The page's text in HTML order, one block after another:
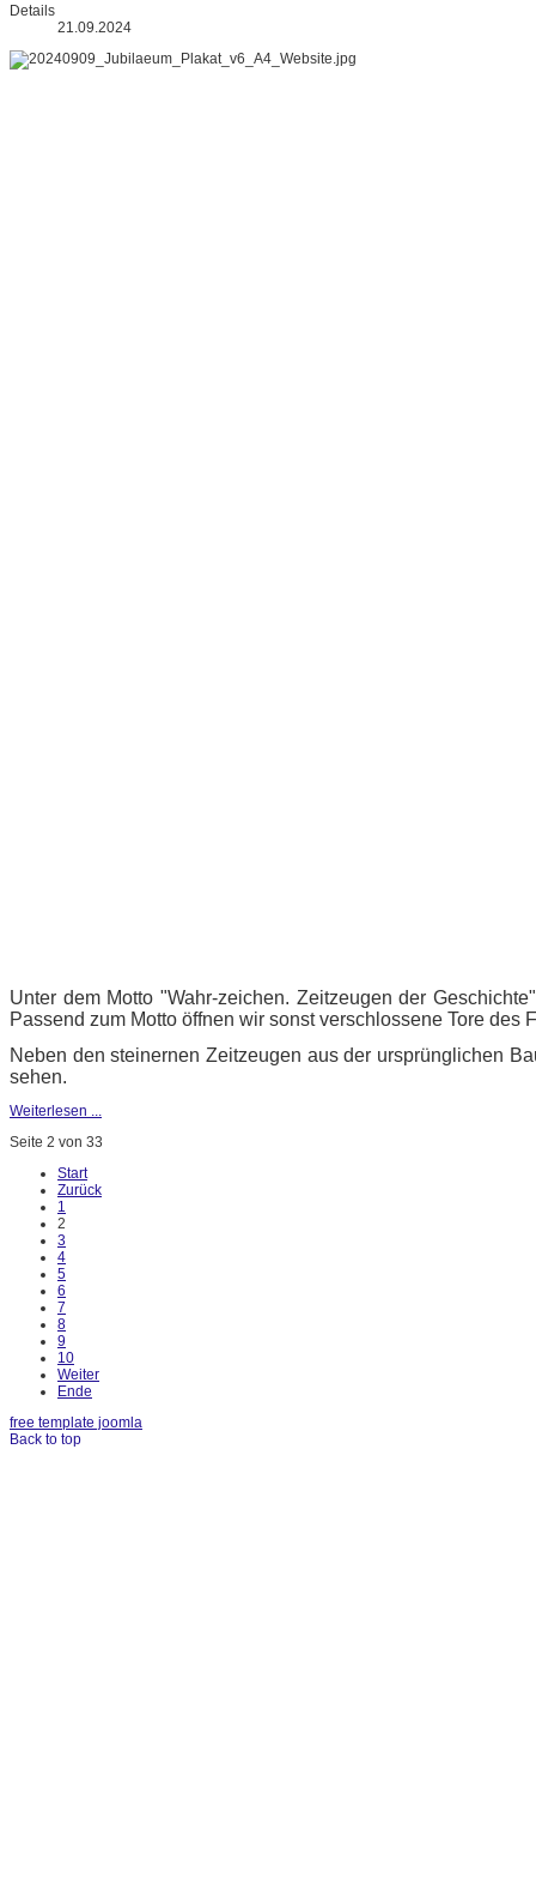
Details
21.09.2024
Unter dem Motto "Wahr-zeichen. Zeitzeugen der
Passend zum Motto öffnen wir sonst verschlossene Tore des
Neben den steinernen Zeitzeugen aus der ursprünglichen
sehen.
Weiterlesen ...
Seite 2 von 33
Start
Zurück
1
2
3
4
5
6
7
8
9
10
Weiter
Ende
free template joomla
Back to top